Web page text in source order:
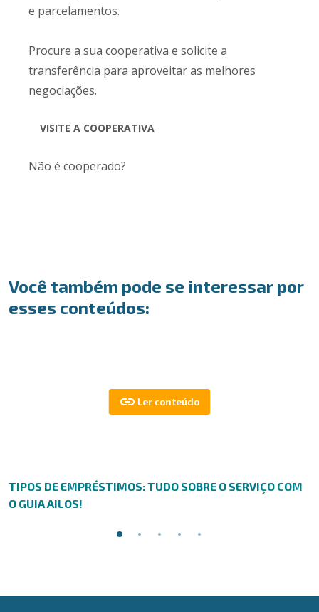
e parcelamentos.
Procure a sua cooperativa e solicite a
transferência para aproveitar as melhores
negociações.
VISITE A COOPERATIVA
Não é cooperado?
Você também pode se interessar por
esses conteúdos:
TIPOS DE EMPRÉSTIMOS: TUDO SOBRE O SERVIÇO COM
O GUIA AILOS!